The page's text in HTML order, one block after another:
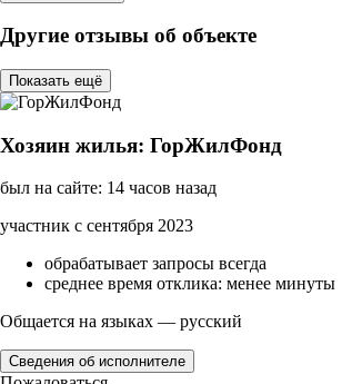
Другие отзывы об объекте
Показать ещё
Хозяин жилья: ГорЖилФонд
был на сайте: 14 часов назад
участник с сентября 2023
обрабатывает запросы всегда
среднее время отклика: менее минуты
Общается на языках — русский
Сведения об исполнителе